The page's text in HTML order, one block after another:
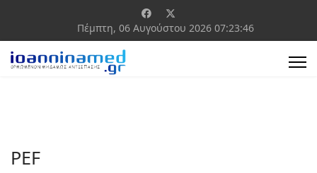
Πέμπτη, 06 Αυγούστου 2026 07:23:46
PEF